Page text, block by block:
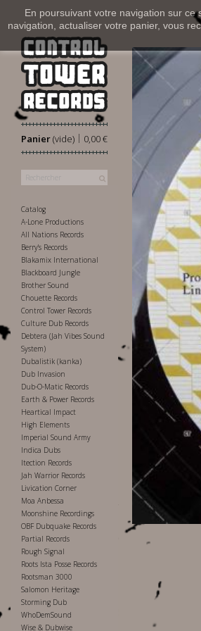
En poursuivant votre navigation sur
navigation, actualiser votre panier, vous
Panier 0,00 €
|
(vide)
Catalog
A-Lone Productions
All Nations Records
Berry's Records
Blakamix International
Blackboard Jungle
Brother Sound
Chouette Records
Control Tower Records
Culture Dub Records
Debtera (Jah Vibes Sound
System)
Dubalistik (kanka)
Dub Invasion
Dub-O-Matic Records
Earth & Power Records
Heartical Impact
High Elements
Imperial Sound Army
Indica Dubs
Itection Records
Jah Warrior Records
Livication Corner
Moa Anbessa
Moonshine Recordings
OBF Dubquake Records
Partial Records
Rough Signal
Roots Ista Posse Records
Rootsman 3000
Salomon Heritage
Storming Dub
WhoDemSound
Wise & Dubwise